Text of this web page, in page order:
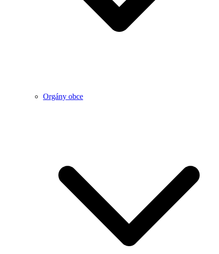
Orgány obce